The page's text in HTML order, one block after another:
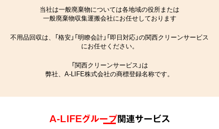
当社は一般廃棄物については各地域の役所または
一般廃棄物収集運搬会社にお任せしております
不用品回収は、「格安」「明瞭会計」「即日対応」の関西クリーンサービス
にお任せください。
「関西クリーンサービス」は
弊社、A-LIFE株式会社の商標登録名称です。
A-LIFEグループ関連サービス